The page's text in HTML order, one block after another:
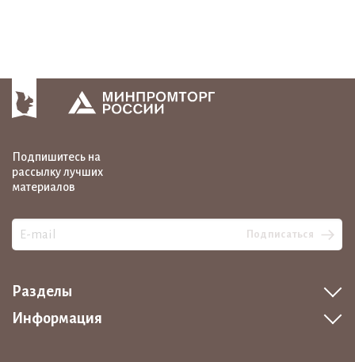
Подпишитесь на
рассылку лучших
материалов
Подписаться
Разделы
Информация